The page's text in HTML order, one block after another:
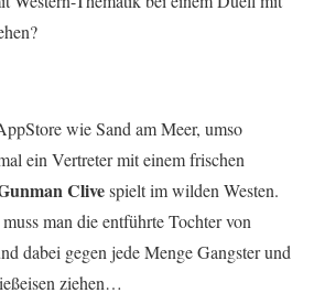
wie Sand am Meer, umso
ein Vertreter mit einem frischen
Clivespielt im wilden Westen.
man die entführte Tochter von
dabei gegen jede Menge Gangster und
ziehen…